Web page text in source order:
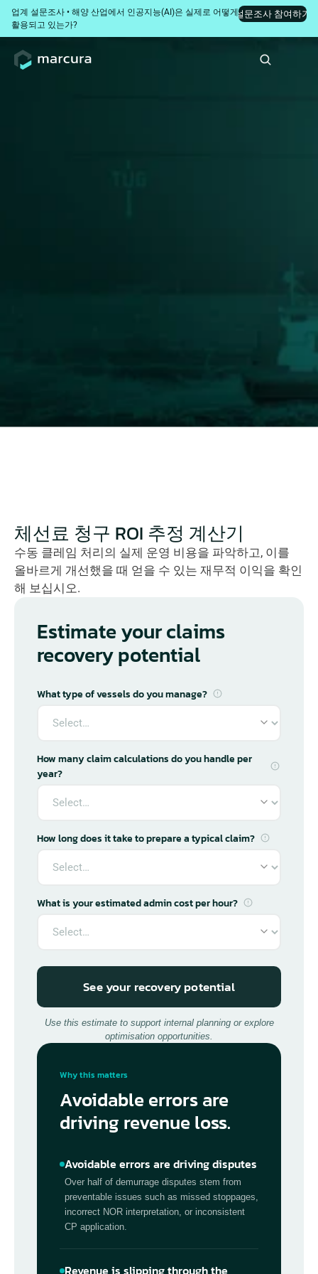
업계 설문조사 • 해양 산업에서 인공지능(AI)은 실제로 어떻게
활용되고 있는가?
설문조사 참여하기
곳에서 시간, 이익률 및 운전 자본을 지속적으로
클레임 ROI 예산 측정
체선료 청구 ROI 추정 계산기
수동 클레임 처리의 실제 운영 비용을 파악하고, 이를
올바르게 개선했을 때 얻을 수 있는 재무적 이익을 확인
해 보십시오.
Estimate your claims
recovery potential
What type of vessels do you manage?
How many claim calculations do you handle per
year?
How long does it take to prepare a typical claim?
What is your estimated admin cost per hour?
See your recovery potential
Use this estimate to support internal planning or explore
optimisation opportunities.
Why this matters
Avoidable errors are
driving revenue loss.
Avoidable errors are driving disputes
Over half of demurrage disputes stem from
preventable issues such as missed stoppages,
incorrect NOR interpretation, or inconsistent
CP application.
Revenue is slipping through the